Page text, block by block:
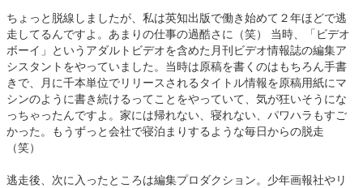
ちょっと脱線しましたが、私は英知出版で働き始めて２年ほどで逃
走してるんですよ。あまりの仕事の過酷さに（笑） 当時、「ビデオ
ボーイ」というアダルトビデオを含めた月刊ビデオ情報誌の編集ア
シスタントをやっていました。当時は原稿を書くのはもちろん手書
きで、月に千本単位でリリースされるタイトル情報を原稿用紙にマ
シンのように書き続けるってことをやっていて、気が狂いそうにな
っちゃったんですよ。家には帰れない、寝れない、パワハラもすご
かった。もうずっと会社で寝泊まりするような毎日からの脱走
（笑）
逃走後、次に入ったところは編集プロダクション。少年画報社やリ